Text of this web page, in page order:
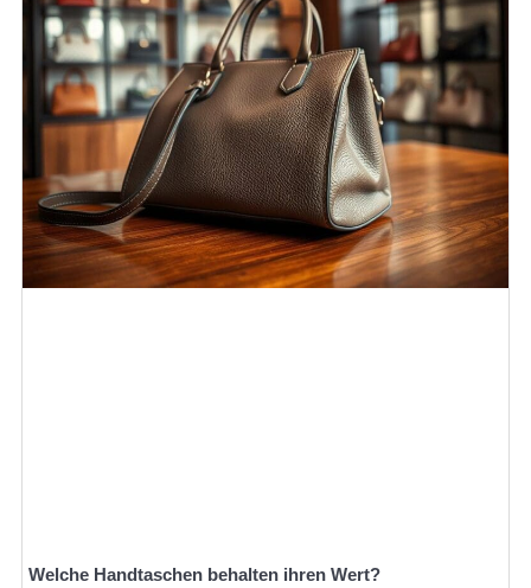
Welche Handtaschen behalten ihren Wert?